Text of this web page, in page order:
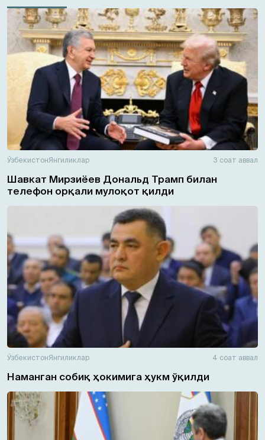
ЎзбекистонЯнгиликлар 3 соат аввал
Шавкат Мирзиёев Дональд Трамп билан
телефон орқали мулоқот қилди
ЎзбекистонЯнгиликлар 4 соат аввал
Наманган собиқ ҳокимига ҳукм ўқилди